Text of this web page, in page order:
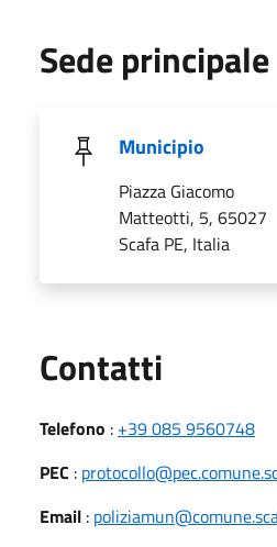
Sede principale
Municipio
Piazza Giacomo
Matteotti, 5, 65027
Scafa PE, Italia
Contatti
Telefono : +39 085 9560748
PEC :
Email :